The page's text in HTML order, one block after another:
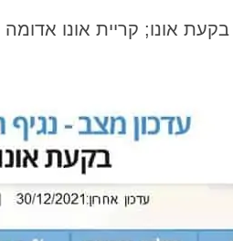
אונו; קריית אונו אדומה